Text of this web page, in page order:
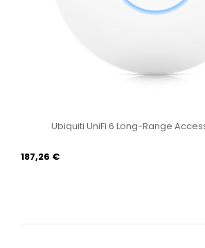
Ubiquiti UniFi 6 Long-Range
187,26 €